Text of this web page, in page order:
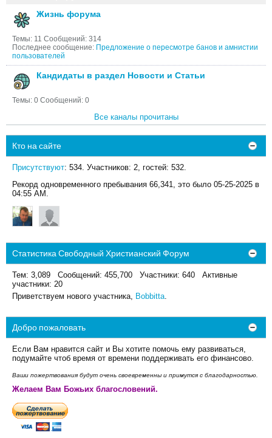
Жизнь форума
Темы: 11 Сообщений: 314
Последнее сообщение: Предложение о пересмотре банов и амнистии
пользователей
Кандидаты в раздел Новости и Статьи
Темы: 0 Сообщений: 0
Все каналы прочитаны
Кто на сайте
Присутствуют: 534. Участников: 2, гостей: 532.
Рекорд одновременного пребывания 66,341, это было 05-25-2025 в
04:55 AM.
Статистика Свободный Христианский Форум
Тем: 3,089 Сообщений: 455,700 Участники: 640 Активные
участники: 20
Приветствуем нового участника, Bobbitta.
Добро пожаловать
Если Вам нравится сайт и Вы хотите помочь ему развиваться,
подумайте чтоб время от времени поддерживать его финансово.
Ваши пожертвования будут очень своевременны и примутся с благодарностью.
Желаем Вам Божьих благословений.